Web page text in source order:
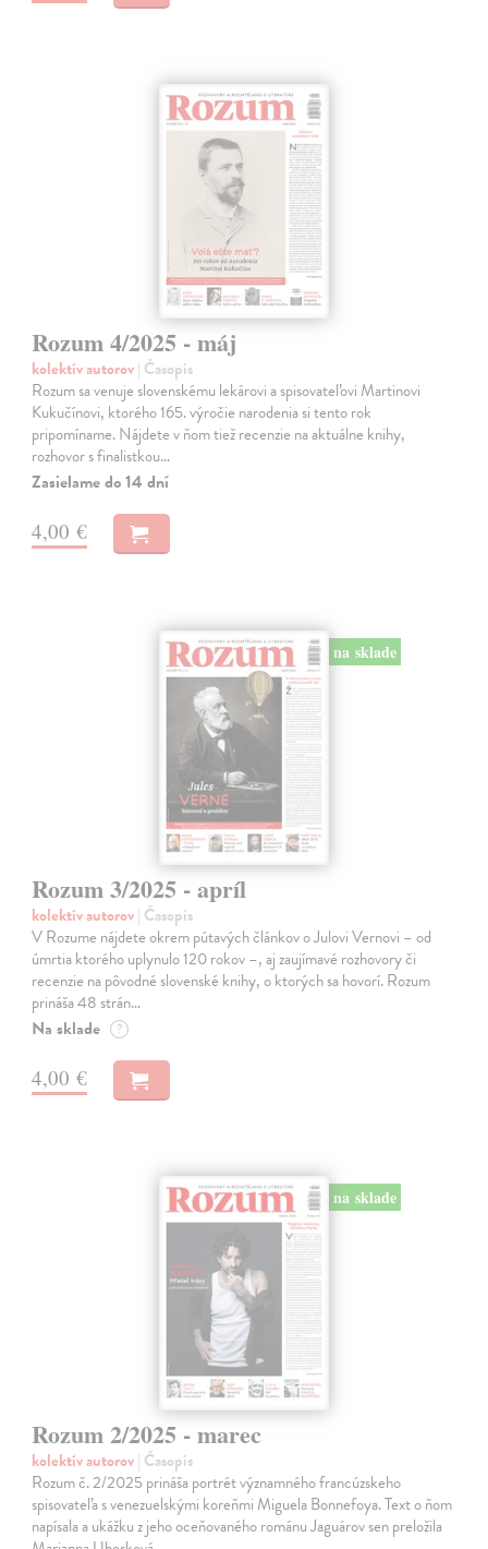
Rozum 4/2025 - máj
kolektív autorov| Časopis
Rozum sa venuje slovenskému lekárovi a spisovateľovi Martinovi
Kukučínovi, ktorého 165. výročie narodenia si tento rok
pripomíname. Nájdete v ňom tiež recenzie na aktuálne knihy,
rozhovor s finalistkou…
Zasielame do 14 dní
4,00 €
na sklade
Rozum 3/2025 - apríl
kolektív autorov| Časopis
V Rozume nájdete okrem pútavých článkov o Julovi Vernovi – od
úmrtia ktorého uplynulo 120 rokov –, aj zaujímavé rozhovory či
recenzie na pôvodné slovenské knihy, o ktorých sa hovorí. Rozum
prináša 48 strán…
Na sklade ?
4,00 €
na sklade
Rozum 2/2025 - marec
kolektív autorov| Časopis
Rozum č. 2/2025 prináša portrét významného francúzskeho
spisovateľa s venezuelskými koreňmi Miguela Bonnefoya. Text o ňom
napísala a ukážku z jeho oceňovaného románu Jaguárov sen preložila